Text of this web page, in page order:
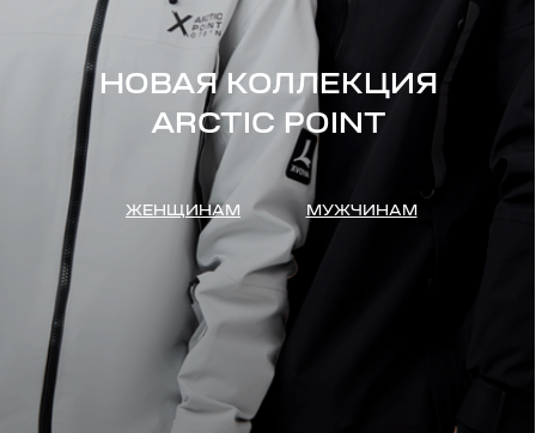
НОВАЯ КОЛЛЕКЦИЯ
ARCTIC POINT
МУЖЧИНАМ
ЖЕНЩИНАМ